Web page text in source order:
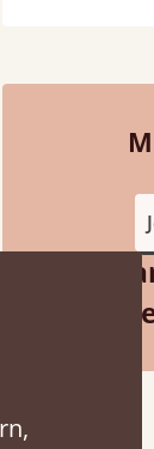
hour away!